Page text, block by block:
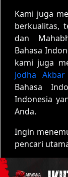
Kami juga
berkualitas,
dan
Bahasa
kami juga
Jodha Akbar
Bahasa
Indonesia
Anda.
Ingin
pencari